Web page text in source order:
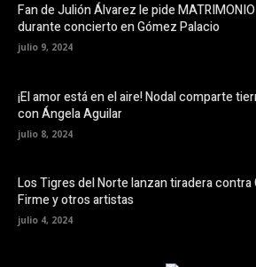
Fan de Julión Álvarez le pide MATRIMONIO
durante concierto en Gómez Palacio
julio 9, 2024
¡El amor está en el aire! Nodal comparte
con Ángela Aguilar
julio 8, 2024
Los Tigres del Norte lanzan tiradera contra
Firme y otros artistas
julio 4, 2024